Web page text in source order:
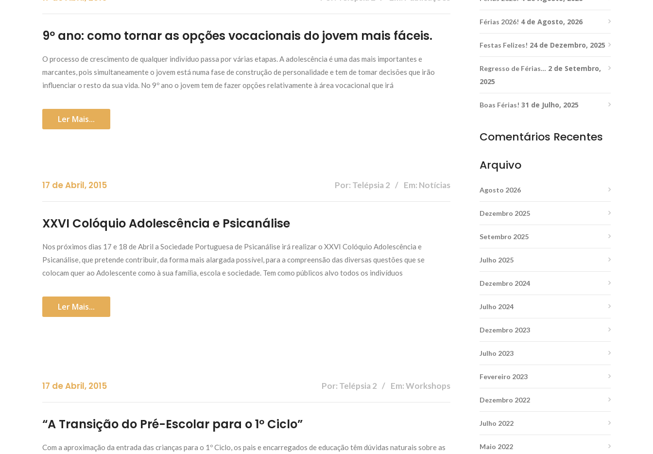
9º ano: como tornar as opções vocacionais do jovem mais fáceis.
O processo de crescimento de qualquer indivíduo passa por várias etapas. A adolescência é uma das mais importantes e
marcantes, pois simultaneamente o jovem está numa fase de construção de personalidade e tem de tomar decisões que irão
influenciar o resto da sua vida. No 9º ano o jovem tem de fazer opções relativamente à área vocacional que irá
Ler Mais...
17 de Abril, 2015 Por: Telépsia 2 Em: Notícias
XXVI Colóquio Adolescência e Psicanálise
Nos próximos dias 17 e 18 de Abril a Sociedade Portuguesa de Psicanálise irá realizar o XXVI Colóquio Adolescência e
Psicanálise, que pretende contribuir, da forma mais alargada possível, para a compreensão das diversas questões que se
colocam quer ao Adolescente como à sua família, escola e sociedade. Tem como públicos alvo todos os indivíduos
Ler Mais...
17 de Abril, 2015 Por: Telépsia 2 Em: Workshops
“A Transição do Pré-Escolar para o 1º Ciclo”
Com a aproximação da entrada das crianças para o 1º Ciclo, os pais e encarregados de educação têm dúvidas naturais sobre as
Férias 2026! 4 de Agosto, 2026
Festas Felizes! 24 de Dezembro, 2025
Regresso de Férias… 2 de Setembro,
2025
Boas Férias! 31 de Julho, 2025
Comentários Recentes
Arquivo
Agosto 2026
Dezembro 2025
Setembro 2025
Julho 2025
Dezembro 2024
Julho 2024
Dezembro 2023
Julho 2023
Fevereiro 2023
Dezembro 2022
Julho 2022
Maio 2022